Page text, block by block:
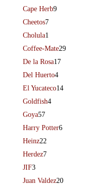
Cape Herb9
Cheetos7
Cholula1
Coffee-Mate29
De la Rosa17
Del Huerto4
El Yucateco14
Goldfish4
Goya57
Harry Potter6
Heinz22
Herdez7
JIF3
Juan Valdez20